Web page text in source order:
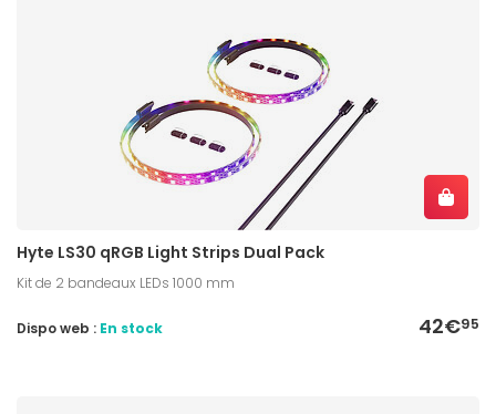
Hyte LS30 qRGB Light Strips Dual Pack
Kit de 2 bandeaux LEDs 1000 mm
42€95
Dispo web : En stock